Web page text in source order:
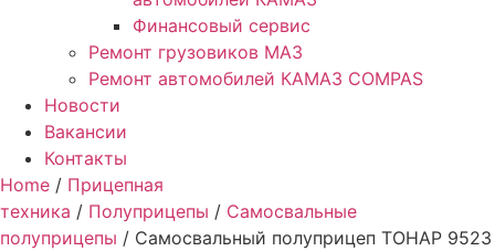
Финансовый сервис
Ремонт грузовиков МАЗ
Ремонт автомобилей КАМАЗ COMPAS
Новости
Вакансии
Контакты
Home / Прицепная
техника / Полуприцепы / Самосвальные
полуприцепы / Самосвальный полуприцеп ТОНАР 9523